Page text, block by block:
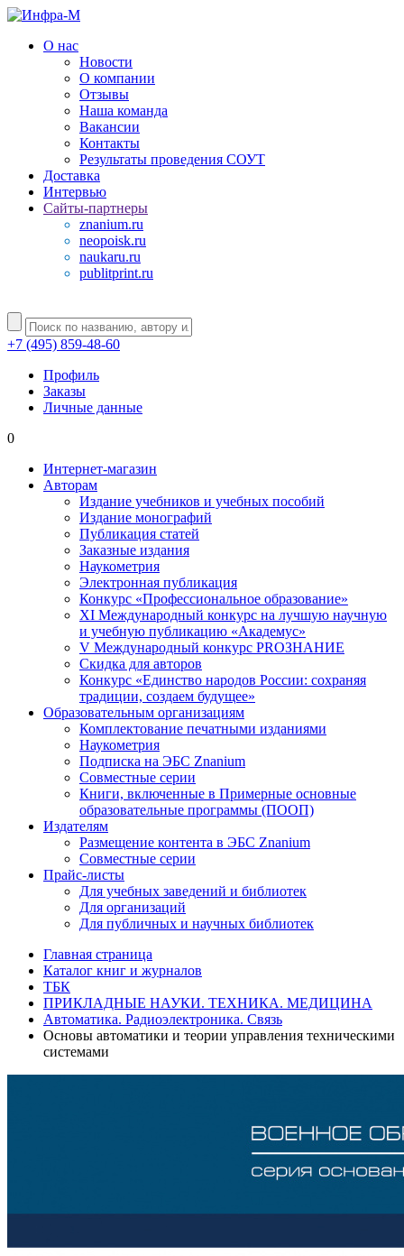
О нас
Новости
О компании
Отзывы
Наша команда
Вакансии
Контакты
Результаты проведения СОУТ
Доставка
Интервью
Сайты-партнеры
znanium.ru
neopoisk.ru
naukaru.ru
publitprint.ru
+7 (495) 859-48-60
Профиль
Заказы
Личные данные
0
Интернет-магазин
Авторам
Издание учебников и учебных пособий
Издание монографий
Публикация статей
Заказные издания
Наукометрия
Электронная публикация
Конкурс «Профессиональное образование»
XI Международный конкурс на лучшую научную
и учебную публикацию «Академус»
V Международный конкурс PROЗНАНИЕ
Скидка для авторов
Конкурс «Единство народов России: сохраняя
традиции, создаем будущее»
Образовательным организациям
Комплектование печатными изданиями
Наукометрия
Подписка на ЭБС Znanium
Совместные серии
Книги, включенные в Примерные основные
образовательные программы (ПООП)
Издателям
Размещение контента в ЭБС Znanium
Совместные серии
Прайс-листы
Для учебных заведений и библиотек
Для организаций
Для публичных и научных библиотек
Главная страница
Каталог книг и журналов
ТБК
ПРИКЛАДНЫЕ НАУКИ. ТЕХНИКА. МЕДИЦИНА
Автоматика. Радиоэлектроника. Связь
Основы автоматики и теории управления техническими
системами